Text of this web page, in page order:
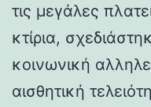
τις μεγάλες
κτίρια,
κοινωνική
αισθητική